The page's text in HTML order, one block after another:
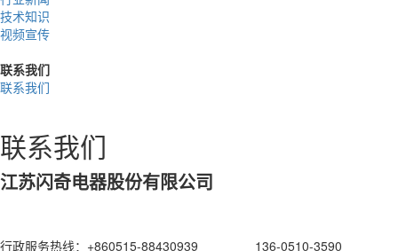
技术知识
视频宣传
联系我们
联系我们
联系我们
江苏闪奇电器股份有限公司
行政服务热线：+860515-88430939 136-0510-3590